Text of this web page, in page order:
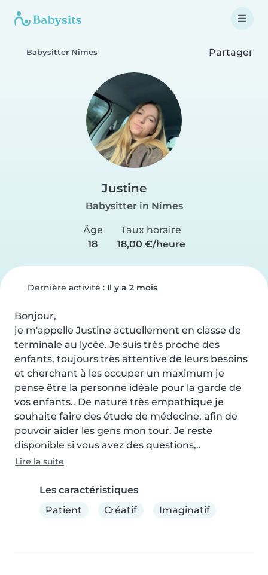
Babysitter Nîmes Partager
Justine
Babysitter in Nîmes
Âge
18
Taux horaire
18,00 €/heure
Dernière activité : Il y a 2 mois
Bonjour,
je m'appelle Justine actuellement en classe de
terminale au lycée. Je suis très proche des
enfants, toujours très attentive de leurs besoins
et cherchant à les occuper un maximum je
pense être la personne idéale pour la garde de
vos enfants.. De nature très empathique je
souhaite faire des étude de médecine, afin de
pouvoir aider les gens mon tour. Je reste
disponible si vous avez des questions,..
Lire la suite
Les caractéristiques
Patient
Créatif Imaginatif